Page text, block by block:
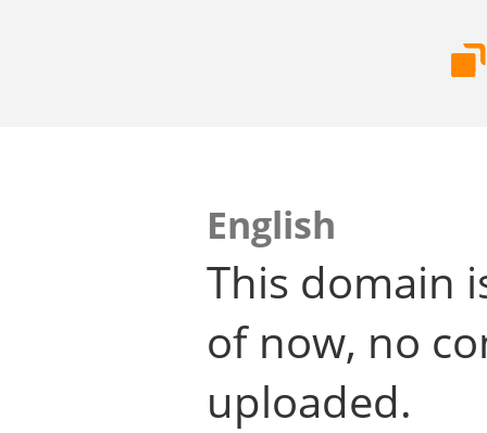
English
This domain
of now, no
uploaded.